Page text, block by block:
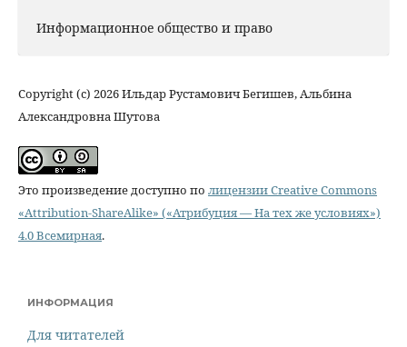
Информационное общество и право
Copyright (c) 2026 Ильдар Рустамович Бегишев, Альбина
Александровна Шутова
Это произведение доступно по лицензии Creative Commons
«Attribution-ShareAlike» («Атрибуция — На тех же условиях»)
4.0 Всемирная.
ИНФОРМАЦИЯ
Для читателей